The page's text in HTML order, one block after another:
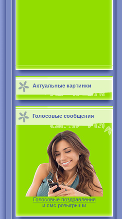
Актуальные картинки
Голосовые сообщения
Голосовые поздравления
и смс розыгрыши